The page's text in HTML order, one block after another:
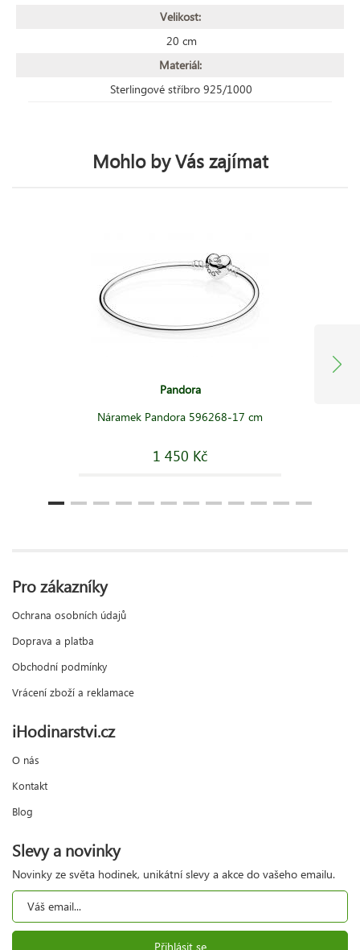
Velikost:
20 cm
Materiál:
Sterlingové stříbro 925/1000
Mohlo by Vás zajímat
Pandora
Náramek Pandora 596268-17 cm
1 450 Kč
Pro zákazníky
Ochrana osobních údajů
Doprava a platba
Obchodní podmínky
Vrácení zboží a reklamace
iHodinarstvi.cz
O nás
Kontakt
Blog
Slevy a novinky
Novinky ze světa hodinek, unikátní slevy a akce do vašeho emailu.
Přihlásit se